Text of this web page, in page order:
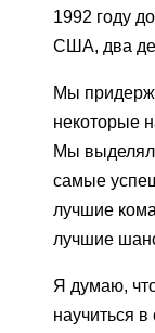
1992 году
США, два
Мы
некоторые
Мы
самые
лучшие
лучшие
Я думаю,
научиться